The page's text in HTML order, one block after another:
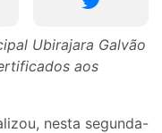
Ubirajara Galvão
aos
nesta segunda-